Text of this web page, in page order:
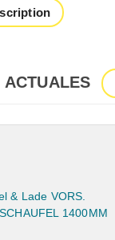
ACTUALES